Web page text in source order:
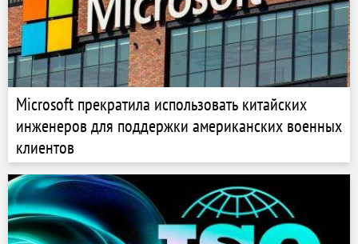
Microsoft прекратила использовать китайских
инженеров для поддержки американских военных
клиентов